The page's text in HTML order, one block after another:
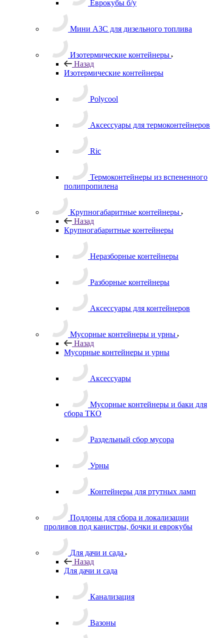
Еврокубы б/у
Мини АЗС для дизельного топлива
Изотермические контейнеры
Назад
Изотермические контейнеры
Polycool
Аксессуары для термоконтейнеров
Ric
Термоконтейнеры из вспененного
полипропилена
Крупногабаритные контейнеры
Назад
Крупногабаритные контейнеры
Неразборные контейнеры
Разборные контейнеры
Аксессуары для контейнеров
Мусорные контейнеры и урны
Назад
Мусорные контейнеры и урны
Аксессуары
Мусорные контейнеры и баки для
сбора ТКО
Раздельный сбор мусора
Урны
Контейнеры для ртутных ламп
Поддоны для сбора и локализации
проливов под канистры, бочки и еврокубы
Для дачи и сада
Назад
Для дачи и сада
Канализация
Вазоны